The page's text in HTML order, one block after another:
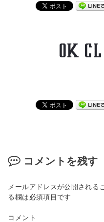
コメントを残す
メールアドレスが公開される
る欄は必須項目です
コメント